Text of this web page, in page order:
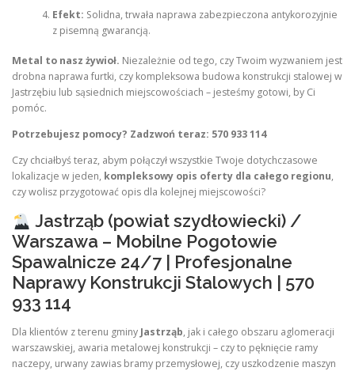
Efekt: Solidna, trwała naprawa zabezpieczona antykorozyjnie
z pisemną gwarancją.
Metal to nasz żywioł. Niezależnie od tego, czy Twoim wyzwaniem jest
drobna naprawa furtki, czy kompleksowa budowa konstrukcji stalowej w
Jastrzębiu lub sąsiednich miejscowościach – jesteśmy gotowi, by Ci
pomóc.
Potrzebujesz pomocy? Zadzwoń teraz: 570 933 114
Czy chciałbyś teraz, abym połączył wszystkie Twoje dotychczasowe
lokalizacje w jeden, kompleksowy opis oferty dla całego regionu,
czy wolisz przygotować opis dla kolejnej miejscowości?
Jastrząb (powiat szydłowiecki) /
Warszawa – Mobilne Pogotowie
Spawalnicze 24/7 | Profesjonalne
Naprawy Konstrukcji Stalowych | 570
933 114
Dla klientów z terenu gminy Jastrząb, jak i całego obszaru aglomeracji
warszawskiej, awaria metalowej konstrukcji – czy to pęknięcie ramy
naczepy, urwany zawias bramy przemysłowej, czy uszkodzenie maszyn